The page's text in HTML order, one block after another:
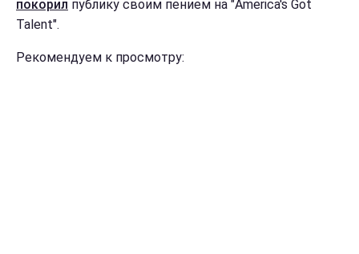
покорил публику своим пением на "America's Got
Talent".
Рекомендуем к просмотру: